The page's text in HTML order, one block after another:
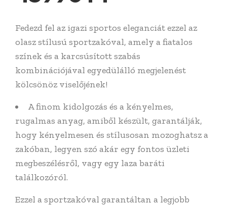
Fedezd fel az igazi sportos eleganciát ezzel az
olasz stílusú sportzakóval, amely a fiatalos
színek és a karcsúsított szabás
kombinációjával egyedülálló megjelenést
kölcsönöz viselőjének!
A finom kidolgozás és a kényelmes,
rugalmas anyag, amiből készült, garantálják,
hogy kényelmesen és stílusosan mozoghatsz a
zakóban, legyen szó akár egy fontos üzleti
megbeszélésről, vagy egy laza baráti
találkozóról.
Ezzel a sportzakóval garantáltan a legjobb